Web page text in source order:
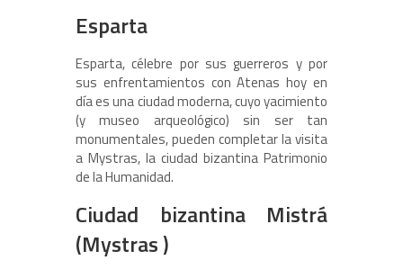
Esparta
Esparta, célebre por sus guerreros y por
sus enfrentamientos con Atenas hoy en
día es una ciudad moderna, cuyo yacimiento
(y museo arqueológico) sin ser tan
monumentales, pueden completar la visita
a Mystras, la ciudad bizantina Patrimonio
de la Humanidad.
Ciudad bizantina Mistrá
(Mystras )